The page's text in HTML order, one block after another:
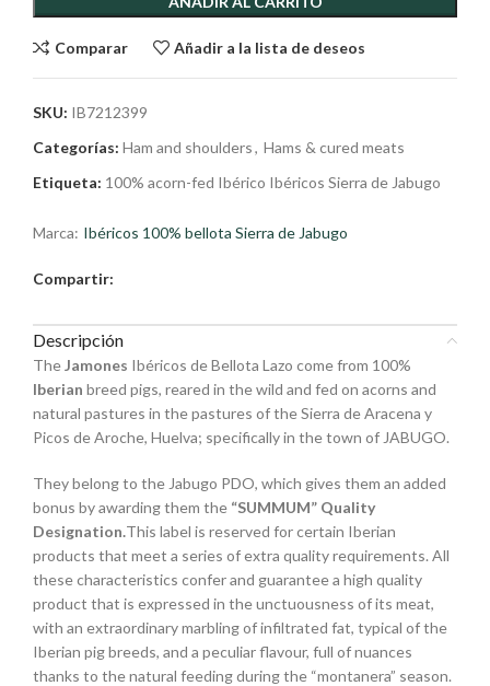
Comparar Añadir a la lista de deseos
SKU: IB7212399
Categorías: Ham and shoulders, Hams & cured meats
Etiqueta: 100% acorn-fed Ibérico Ibéricos Sierra de Jabugo
Marca: Ibéricos 100% bellota Sierra de Jabugo
Compartir:
Descripción
TheJamones Ibéricos de Bellota Lazo come from 100%
Iberian breed pigs, reared in the wild and fed on acorns and
natural pastures in the pastures of the Sierra de Aracena y
Picos de Aroche, Huelva; specifically in the town of JABUGO.
They belong to the Jabugo PDO, which gives them an added
bonus by awarding them the “SUMMUM” Quality
Designation.This label is reserved for certain Iberian
products that meet a series of extra quality requirements. All
these characteristics confer and guarantee a high quality
product that is expressed in the unctuousness of its meat,
with an extraordinary marbling of infiltrated fat, typical of the
Iberian pig breeds, and a peculiar flavour, full of nuances
thanks to the natural feeding during the “montanera” season.